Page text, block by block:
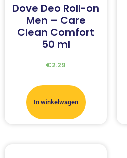
Dove Deo Roll-on
Men – Care
Clean Comfort
50 ml
€2.29
In winkelwagen